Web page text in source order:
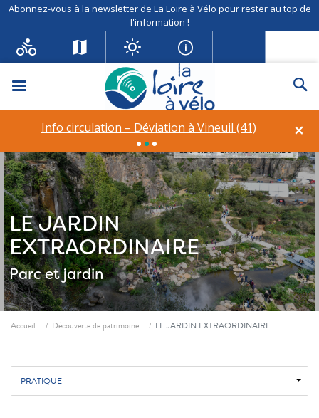
Abonnez-vous à la newsletter de La Loire à Vélo pour rester au top de
l'information !
Menu
×
Info circulation – Déviation à Vineuil (41)
LE JARDIN
EXTRAORDINAIRE
Parc et jardin
LE JARDIN EXTRAORDINAIRE©
Fil d'ariane
Accueil Découverte de patrimoine LE JARDIN EXTRAORDINAIRE
PRATIQUE